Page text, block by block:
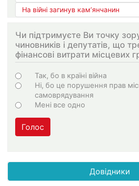
На війні загинув кам’янчанин
Чи підтримуєте Ви точку
чиновників і депутатів, що
фінансові витрати місцевих
Choices
Так, бо в країні війна
Ні, бо це порушення прав
самоврядування
Мені все одно
Голос
Довідники